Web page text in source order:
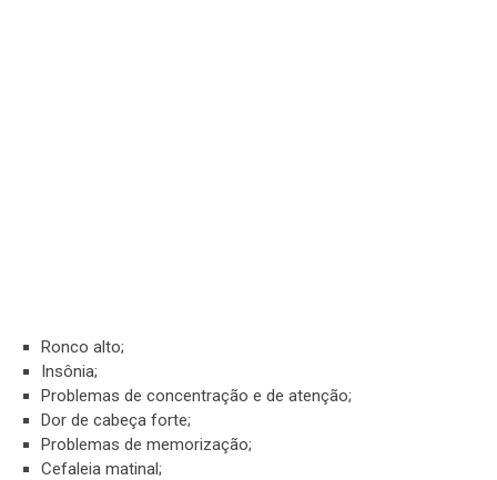
Ronco alto;
Insônia;
Problemas de concentração e de atenção;
Dor de cabeça forte;
Problemas de memorização;
Cefaleia matinal;